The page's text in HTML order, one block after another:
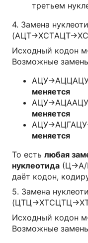
третьем
4. Замена
Исходный кодон
Возможные
меняется
меняется
меняется
То есть любая
нуклеотида (Ц→А/
даёт кодон,
5. Замена
Исходный кодон
Возможные